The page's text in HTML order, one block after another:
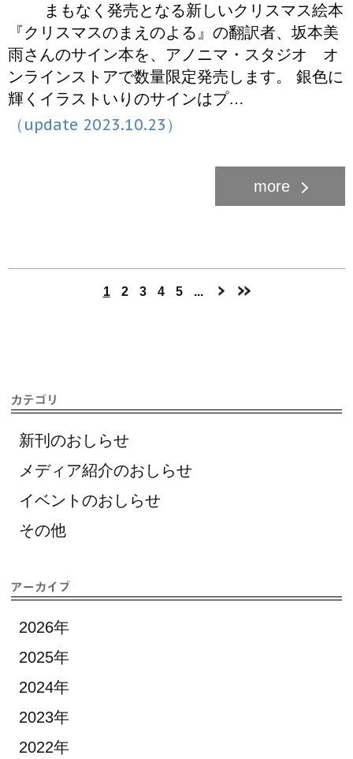
まもなく発売となる新しいクリスマス絵本
『クリスマスのまえのよる』の翻訳者、坂本美
雨さんのサイン本を、アノニマ・スタジオ オ
ンラインストアで数量限定発売します。 銀色に
輝くイラストいりのサインはプ…
（update 2023.10.23）
1 2 3 4 5 ...
新刊のおしらせ
メディア紹介のおしらせ
イベントのおしらせ
その他
2026年
2025年
2024年
2023年
2022年